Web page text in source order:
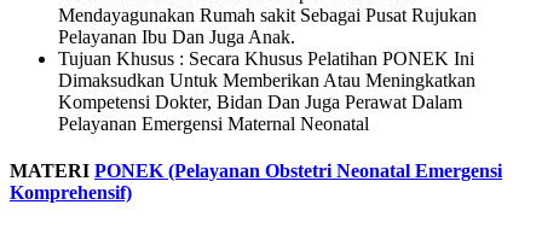
Mendayagunakan Rumah sakit Sebagai Pusat Rujukan
Pelayanan Ibu Dan Juga Anak.
Tujuan Khusus : Secara Khusus Pelatihan PONEK Ini
Dimaksudkan Untuk Memberikan Atau Meningkatkan
Kompetensi Dokter, Bidan Dan Juga Perawat Dalam
Pelayanan Emergensi Maternal Neonatal
MATERI PONEK (Pelayanan Obstetri Neonatal Emergensi
Komprehensif)